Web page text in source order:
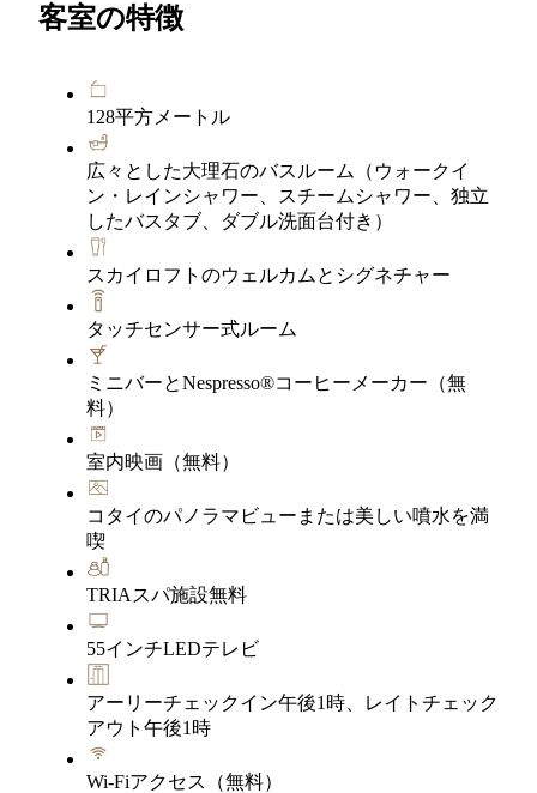
客室の特徴
128平方メートル
広々とした大理石のバスルーム（ウォークイ
ン・レインシャワー、スチームシャワー、独立
したバスタブ、ダブル洗面台付き）
スカイロフトのウェルカムとシグネチャー
タッチセンサー式ルーム
ミニバーとNespresso®コーヒーメーカー（無
料）
室内映画（無料）
コタイのパノラマビューまたは美しい噴水を満
喫
TRIAスパ施設無料
55インチLEDテレビ
アーリーチェックイン午後1時、レイトチェック
アウト午後1時
Wi-Fiアクセス（無料）